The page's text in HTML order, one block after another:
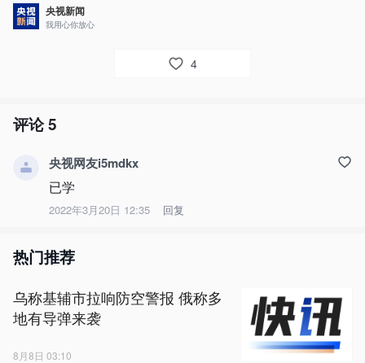
央视新闻
我用心你放心
4
评论5
央视网友i5mdkx
已学
2022年3月20日 12:35 回复
热门推荐
乌称基辅市拉响防空警报 俄称多
地有导弹来袭
8月8日 03:10